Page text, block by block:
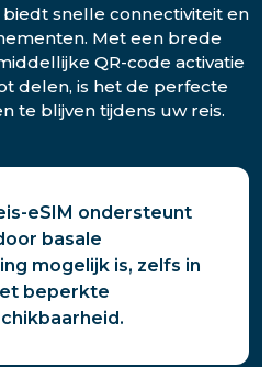
biedt snelle connectiviteit en
Met een brede
QR-code activatie
delen, is het de perfecte
te blijven tijdens uw reis.
eSIM ondersteunt
basale
mogelijk is, zelfs in
beperkte